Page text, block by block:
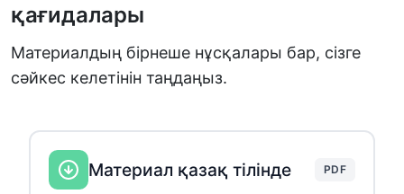
қағидалары
Материалдың бірнеше нұсқалары бар, сізге
сәйкес келетінін таңдаңыз.
Материал қазақ тілінде PDF